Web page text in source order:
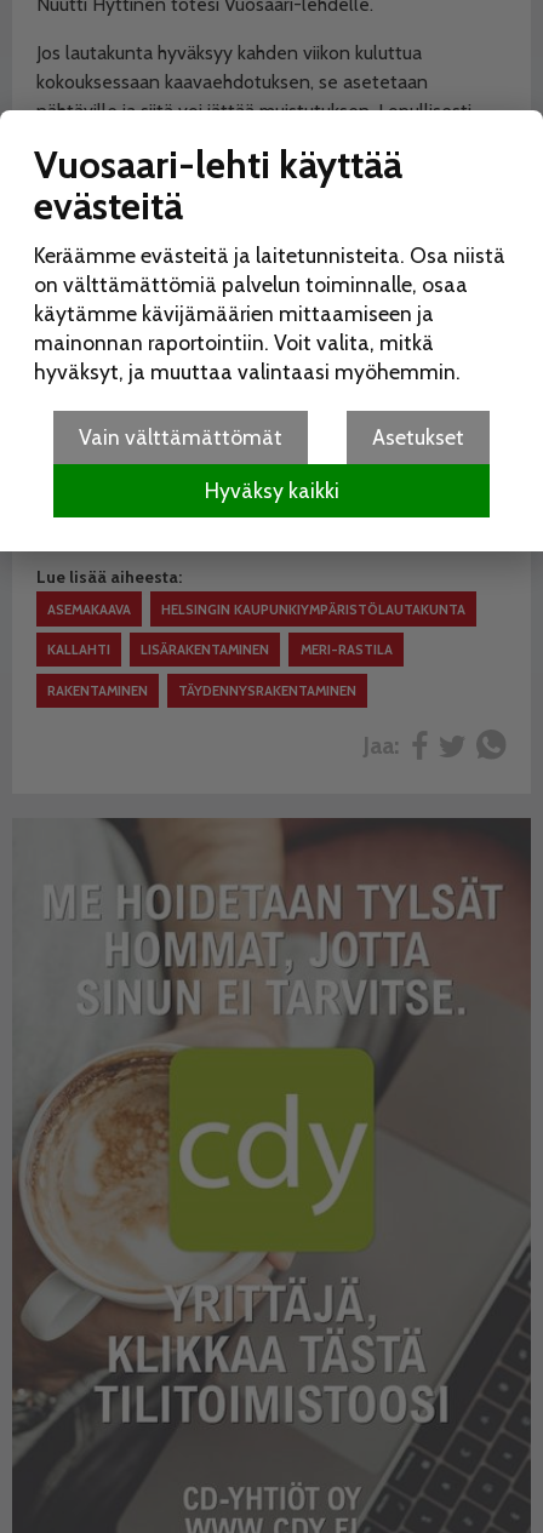
Nuutti Hyttinen totesi Vuosaari-lehdelle.
Jos lautakunta hyväksyy kahden viikon kuluttua
kokouksessaan kaavaehdotuksen, se asetetaan
nähtäville ja siitä voi jättää muistutuksen. Lopullisesti
Meri-Rastilan länsiosan kaavaehdotus hyväksyttiin
lautakunnassa syyskuussa 2019. Kaavaehdotus
viimeistellään muistutusten ja lausuntojen pohjalta ja se
tuodaan tarkistettuna ehdotuksena uudelleen
lautakunnan käsittelyyn näillä näkymin kevään 2020
aikana.
Meri-Rastilan itäosan asemakaavan
suunnitteluaineistoon voi tutustua
hankekortissa.
MUOKATTU: Juttuun lisätty Nuutti Hyttisen kommentit
28.1.2020 kello 14.50.
Lue lisää aiheesta:
ASEMAKAAVA HELSINGIN KAUPUNKIYMPÄRISTÖLAUTAKUNTA
KALLAHTI LISÄRAKENTAMINEN MERI-RASTILA
RAKENTAMINEN TÄYDENNYSRAKENTAMINEN
Jaa:
Vuosaari-lehti käyttää
evästeitä
Keräämme evästeitä ja laitetunnisteita. Osa niistä
on välttämättömiä palvelun toiminnalle, osaa
käytämme kävijämäärien mittaamiseen ja
mainonnan raportointiin. Voit valita, mitkä
hyväksyt, ja muuttaa valintaasi myöhemmin.
Vain välttämättömät Asetukset
Hyväksy kaikki